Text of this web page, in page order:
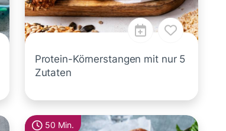
Protein-Körnerstangen mit nur 5
Zutaten
50 Min.